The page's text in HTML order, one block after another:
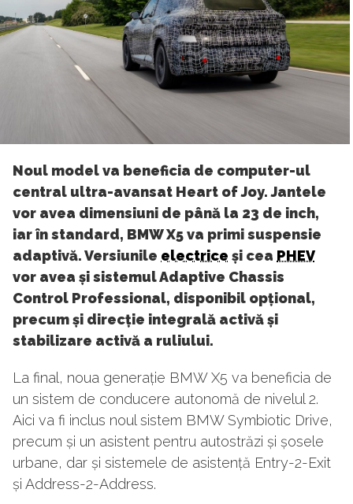
Noul model va beneficia de computer-ul
central ultra-avansat Heart of Joy. Jantele
vor avea dimensiuni de până la 23 de inch,
iar în standard, BMW X5 va primi suspensie
adaptivă. Versiunile electrice și cea PHEV
vor avea și sistemul Adaptive Chassis
Control Professional, disponibil opțional,
precum și direcție integrală activă și
stabilizare activă a ruliului.
La final, noua generație BMW X5 va beneficia de
un sistem de conducere autonomă de nivelul 2.
Aici va fi inclus noul sistem BMW Symbiotic Drive,
precum și un asistent pentru autostrăzi și șosele
urbane, dar și sistemele de asistență Entry-2-Exit
și Address-2-Address.